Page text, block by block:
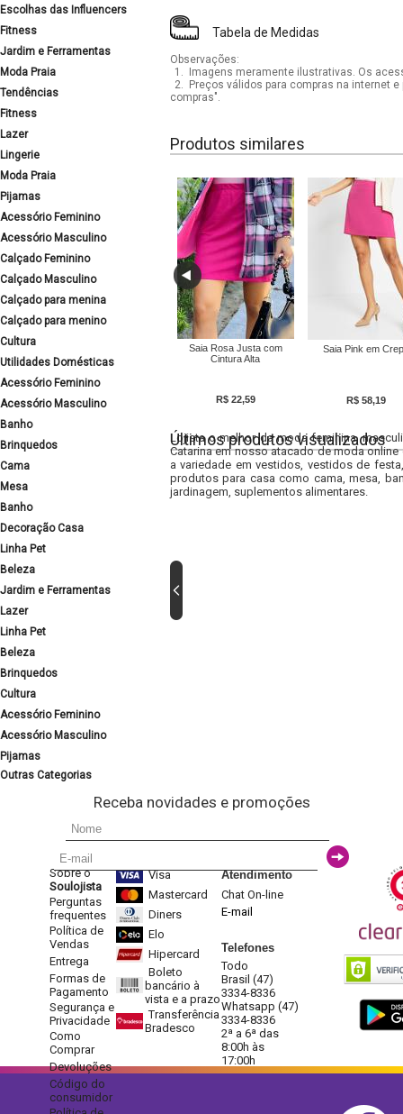
Escolhas das Influencers
Fitness
Jardim e Ferramentas
Moda Praia
Tendências
Fitness
Lazer
Lingerie
Moda Praia
Pijamas
Acessório Feminino
Acessório Masculino
Calçado Feminino
Calçado Masculino
Calçado para menina
Calçado para menino
Cultura
Utilidades Domésticas
Acessório Feminino
Acessório Masculino
Banho
Brinquedos
Cama
Mesa
Banho
Decoração Casa
Linha Pet
Beleza
Jardim e Ferramentas
Lazer
Linha Pet
Beleza
Brinquedos
Cultura
Acessório Feminino
Acessório Masculino
Pijamas
Outras Categorias
Tabela de Medidas
Observações:
1.
Imagens meramente ilustrativas. Os
2.
Preços válidos para compras na internet
compras".
Produtos similares
Saia Rosa Justa com
Cintura Alta
R$ 22,59
Saia Pink em
R$ 58,19
Últimos produtos visualizados
Lojista o melhor da moda feminina,
Catarina em nosso atacado de moda
a variedade em vestidos, vestidos de
produtos para casa como cama, mesa,
jardinagem, suplementos alimentares.
Receba novidades e promoções
Sobre o
Soulojista
Perguntas
frequentes
Política de
Vendas
Entrega
Formas de
Pagamento
Segurança e
Privacidade
Como
Comprar
Devoluções
Código do
consumidor
Visa
Mastercard
Diners
Elo
Hipercard
Boleto
bancário à
vista e a prazo
Transferência
Bradesco
Atendimento
Chat On-line
E-mail
Telefones
Todo
Brasil (47)
3334-8336
Whatsapp (47)
3334-8336
2ª a 6ª das
8:00h às
17:00h